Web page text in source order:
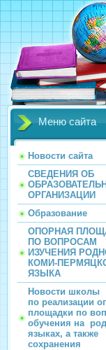
Меню сайта
Новости сайта
СВЕДЕНИЯ ОБ
ОРГАНИЗАЦИИ
Образование
ОПОРНАЯ
ПО ВОПРОСАМ
ИЗУЧЕНИЯ
КОМИ-
ЯЗЫКА
Новости школы
по реализации
площадки по
обучения на
языках, а также
сохранения